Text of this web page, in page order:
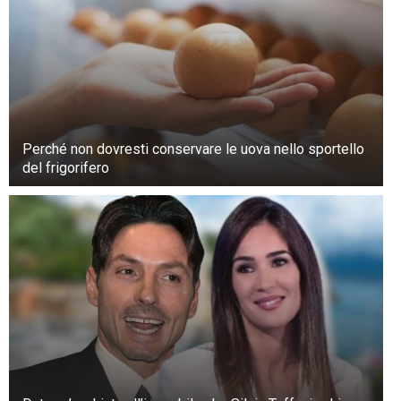
passato, definisce il suo legame con Shadow
speciale e lo considera addirittura il suo animale
“Onestamente, è la più grande star”, ammette.
“La adoro follemente.”
Perché non dovresti conservare le uova nello sportello
del frigorifero